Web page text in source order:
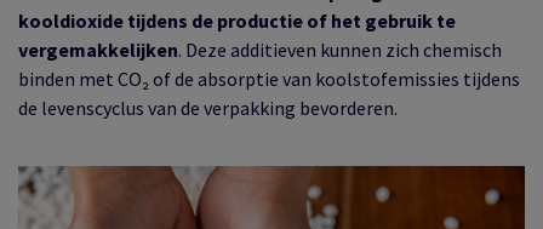
kooldioxide tijdens de productie of het gebruik te
vergemakkelijken. Deze additieven kunnen zich chemisch
binden met CO₂ of de absorptie van koolstofemissies tijdens
de levenscyclus van de verpakking bevorderen.